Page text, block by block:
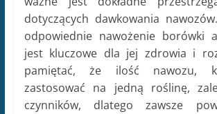
dotyczących dawkowania
odpowiednie nawożenie borówki
jest kluczowe dla jej zdrowia i
pamiętać, że ilość nawozu,
zastosować na jedną roślinę,
czynników, dlatego zawsze